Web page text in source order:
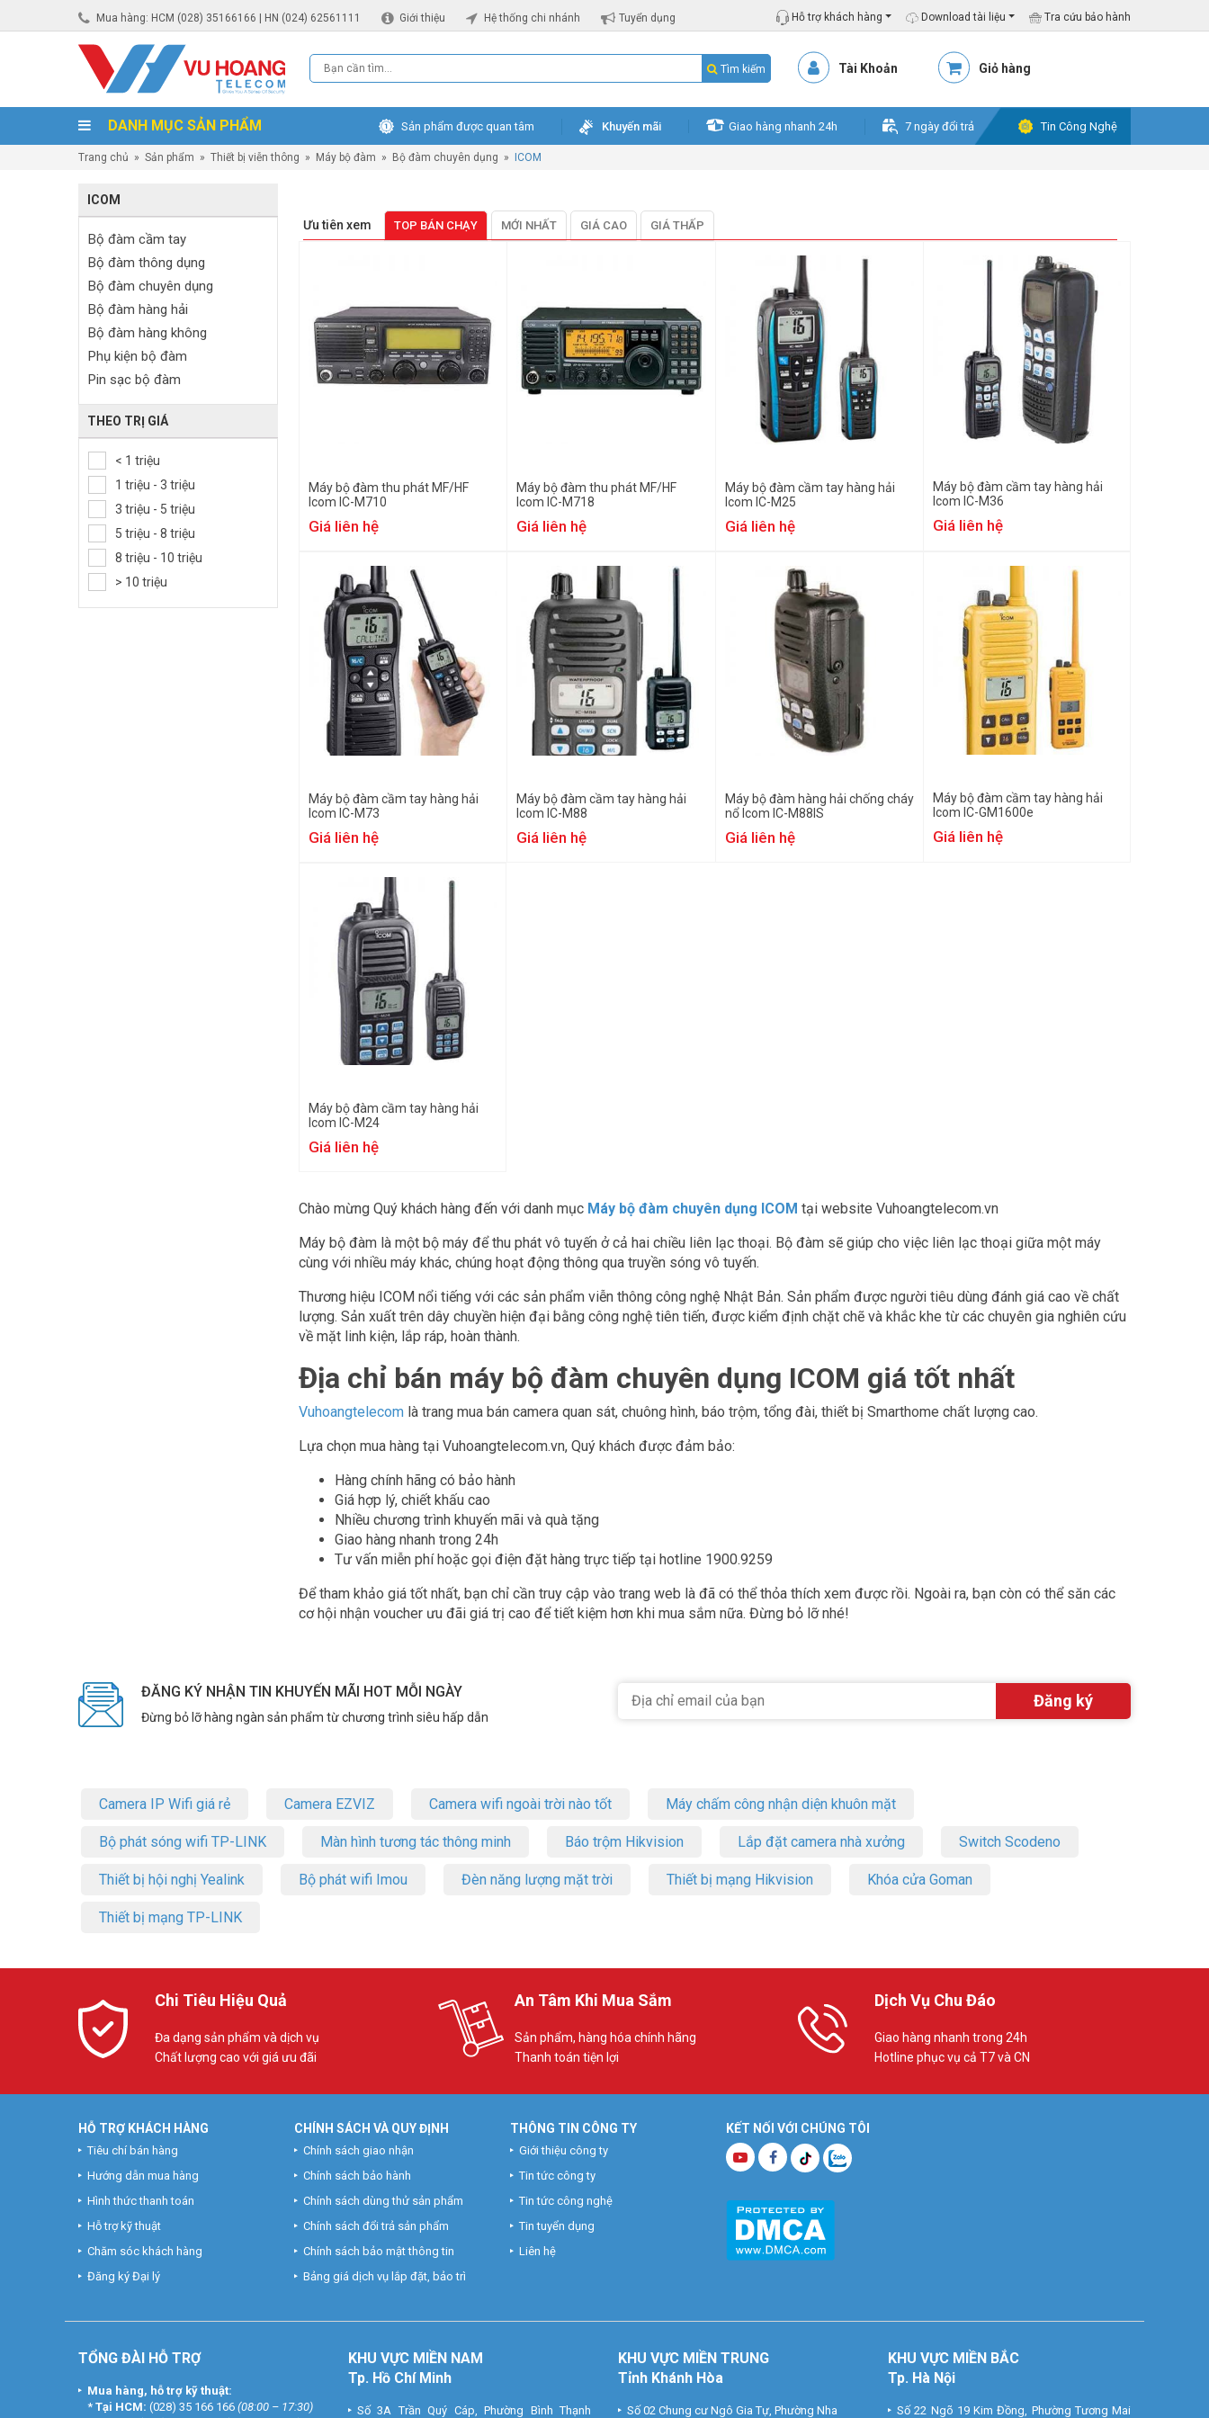
Mua hàng: HCM (028) 35166166 | HN (024) 62561111 Giới thiệu Hệ thống chi nhánh Tuyển dụng Hỗ trợ khách hàng Download tài liệu Tra cứu bảo hành
Tìm kiếm Tài Khoản Giỏ hàng
DANH MỤC SẢN PHẨM Sản phẩm được quan tâm Khuyến mãi Giao hàng nhanh 24h 7 ngày đổi trả Tin Công Nghệ
Trang chủ » Sản phẩm » Thiết bị viễn thông » Máy bộ đàm » Bộ đàm chuyên dụng » ICOM
ICOM
Bộ đàm cầm tay
Bộ đàm thông dụng
Bộ đàm chuyên dụng
Bộ đàm hàng hải
Bộ đàm hàng không
Phụ kiện bộ đàm
Pin sạc bộ đàm
THEO TRỊ GIÁ
< 1 triệu
1 triệu - 3 triệu
3 triệu - 5 triệu
5 triệu - 8 triệu
8 triệu - 10 triệu
> 10 triệu
Ưu tiên xem TOP BÁN CHẠY MỚI NHẤT GIÁ CAO GIÁ THẤP
Máy bộ đàm thu phát MF/HF
Icom IC-M710
Giá liên hệ
Máy bộ đàm thu phát MF/HF
Icom IC-M718
Giá liên hệ
Máy bộ đàm cầm tay hàng hải
Icom IC-M25
Giá liên hệ
Máy bộ đàm cầm tay hàng hải
Icom IC-M36
Giá liên hệ
Máy bộ đàm cầm tay hàng hải
Icom IC-M73
Giá liên hệ
Máy bộ đàm cầm tay hàng hải
Icom IC-M88
Giá liên hệ
Máy bộ đàm hàng hải chống cháy
nổ Icom IC-M88IS
Giá liên hệ
Máy bộ đàm cầm tay hàng hải
Icom IC-GM1600e
Giá liên hệ
Máy bộ đàm cầm tay hàng hải
Icom IC-M24
Giá liên hệ
Chào mừng Quý khách hàng đến với danh mục Máy bộ đàm chuyên dụng ICOM tại website Vuhoangtelecom.vn
Máy bộ đàm là một bộ máy để thu phát vô tuyến ở cả hai chiều liên lạc thoại. Bộ đàm sẽ giúp cho việc liên lạc thoại giữa một máy
cùng với nhiều máy khác, chúng hoạt động thông qua truyền sóng vô tuyến.
Thương hiệu ICOM nổi tiếng với các sản phẩm viễn thông công nghệ Nhật Bản. Sản phẩm được người tiêu dùng đánh giá cao về chất
lượng. Sản xuất trên dây chuyền hiện đại bằng công nghệ tiên tiến, được kiểm định chặt chẽ và khắc khe từ các chuyên gia nghiên cứu
về mặt linh kiện, lắp ráp, hoàn thành.
Địa chỉ bán máy bộ đàm chuyên dụng ICOM giá tốt nhất
Vuhoangtelecom là trang mua bán camera quan sát, chuông hình, báo trộm, tổng đài, thiết bị Smarthome chất lượng cao.
Lựa chọn mua hàng tại Vuhoangtelecom.vn, Quý khách được đảm bảo:
Hàng chính hãng có bảo hành
Giá hợp lý, chiết khấu cao
Nhiều chương trình khuyến mãi và quà tặng
Giao hàng nhanh trong 24h
Tư vấn miễn phí hoặc gọi điện đặt hàng trực tiếp tại hotline 1900.9259
Để tham khảo giá tốt nhất, bạn chỉ cần truy cập vào trang web là đã có thể thỏa thích xem được rồi. Ngoài ra, bạn còn có thể săn các
cơ hội nhận voucher ưu đãi giá trị cao để tiết kiệm hơn khi mua sắm nữa. Đừng bỏ lỡ nhé!
ĐĂNG KÝ NHẬN TIN KHUYẾN MÃI HOT MỖI NGÀY
Đừng bỏ lỡ hàng ngàn sản phẩm từ chương trình siêu hấp dẫn
Camera IP Wifi giá rẻ Camera EZVIZ Camera wifi ngoài trời nào tốt Máy chấm công nhận diện khuôn mặt
Bộ phát sóng wifi TP-LINK Màn hình tương tác thông minh Báo trộm Hikvision Lắp đặt camera nhà xưởng Switch Scodeno
Thiết bị hội nghị Yealink Bộ phát wifi Imou Đèn năng lượng mặt trời Thiết bị mạng Hikvision Khóa cửa Goman
Thiết bị mạng TP-LINK
Chi Tiêu Hiệu Quả
Đa dạng sản phẩm và dịch vụ
Chất lượng cao với giá ưu đãi
An Tâm Khi Mua Sắm
Sản phẩm, hàng hóa chính hãng
Thanh toán tiện lợi
Dịch Vụ Chu Đáo
Giao hàng nhanh trong 24h
Hotline phục vụ cả T7 và CN
KẾT NỐI VỚI CHÚNG TÔI
HỖ TRỢ KHÁCH HÀNG
Tiêu chí bán hàng
Hướng dẫn mua hàng
Hình thức thanh toán
Hỗ trợ kỹ thuật
Chăm sóc khách hàng
Đăng ký Đại lý
CHÍNH SÁCH VÀ QUY ĐỊNH
Chính sách giao nhận
Chính sách bảo hành
Chính sách dùng thử sản phẩm
Chính sách đổi trả sản phẩm
Chính sách bảo mật thông tin
Bảng giá dịch vụ lắp đặt, bảo trì
THÔNG TIN CÔNG TY
Giới thiệu công ty
Tin tức công ty
Tin tức công nghệ
Tin tuyển dụng
Liên hệ
TỔNG ĐÀI HỖ TRỢ
Mua hàng, hỗ trợ kỹ thuật:
* Tại HCM: (028) 35 166 166 (08:00 – 17:30)
KHU VỰC MIỀN NAM
Tp. Hồ Chí Minh
Số 3A Trần Quý Cáp, Phường Bình Thạnh
KHU VỰC MIỀN TRUNG
Tỉnh Khánh Hòa
Số 02 Chung cư Ngô Gia Tự, Phường Nha
KHU VỰC MIỀN BẮC
Tp. Hà Nội
Số 22 Ngõ 19 Kim Đồng, Phường Tương Mai